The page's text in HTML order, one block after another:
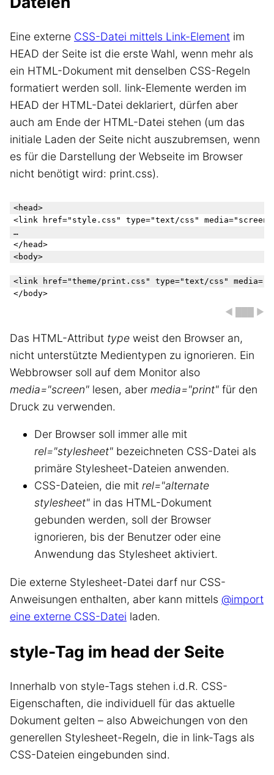
Eine externe CSS-Datei mittels Link-Element im
HEAD der Seite ist die erste Wahl, wenn mehr als
ein HTML-Dokument mit denselben CSS-Regeln
formatiert werden soll. link-Elemente werden im
HEAD der HTML-Datei deklariert, dürfen aber
auch am Ende der HTML-Datei stehen (um das
initiale Laden der Seite nicht auszubremsen, wenn
es für die Darstellung der Webseite im Browser
nicht benötigt wird: print.css).
<head>
<link href="style.css" type="text/css"
…
</head>
<body>
<link href="theme/print.css" type="text/css"
◀ ███ ▶
Das HTML-Attribut type weist den Browser an,
nicht unterstützte Medientypen zu ignorieren. Ein
Webbrowser soll auf dem Monitor also
media="screen" lesen, aber media="print" für den
Druck zu verwenden.
Der Browser soll immer alle mit
rel="stylesheet" bezeichneten CSS-Datei als
primäre Stylesheet-Dateien anwenden.
CSS-Dateien, die mit rel="alternate
stylesheet" in das HTML-Dokument
gebunden werden, soll der Browser
ignorieren, bis der Benutzer oder eine
Anwendung das Stylesheet aktiviert.
Die externe Stylesheet-Datei darf nur CSS-
Anweisungen enthalten, aber kann mittels @import
eine externe CSS-Datei laden.
style-Tag im head der Seite
Innerhalb von style-Tags stehen i.d.R. CSS-
Eigenschaften, die individuell für das aktuelle
Dokument gelten – also Abweichungen von den
generellen Stylesheet-Regeln, die in link-Tags als
CSS-Dateien eingebunden sind.